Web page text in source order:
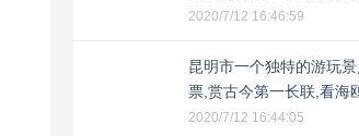
2020/7/12 16:46:59
昆明市一个独特的游玩
票,赏古今第一长联,看海
2020/7/12 16:44:05